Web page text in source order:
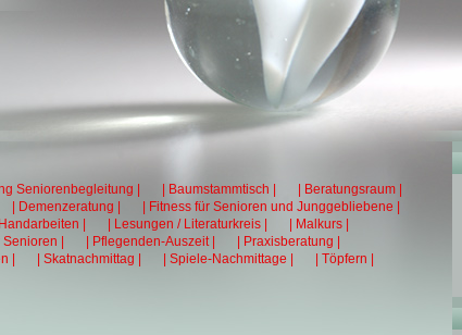
Seniorenbegleitung | | Baumstammtisch |
| Beratungsraum |
| Demenzeratung |
| Fitness für Senioren und Junggebliebene |
|
| Lesungen / Literaturkreis |
| Malkurs |
|
| Pflegenden-Auszeit |
| Praxisberatung |
|
| Skatnachmittag | | Spiele-Nachmittage |
| Töpfern |